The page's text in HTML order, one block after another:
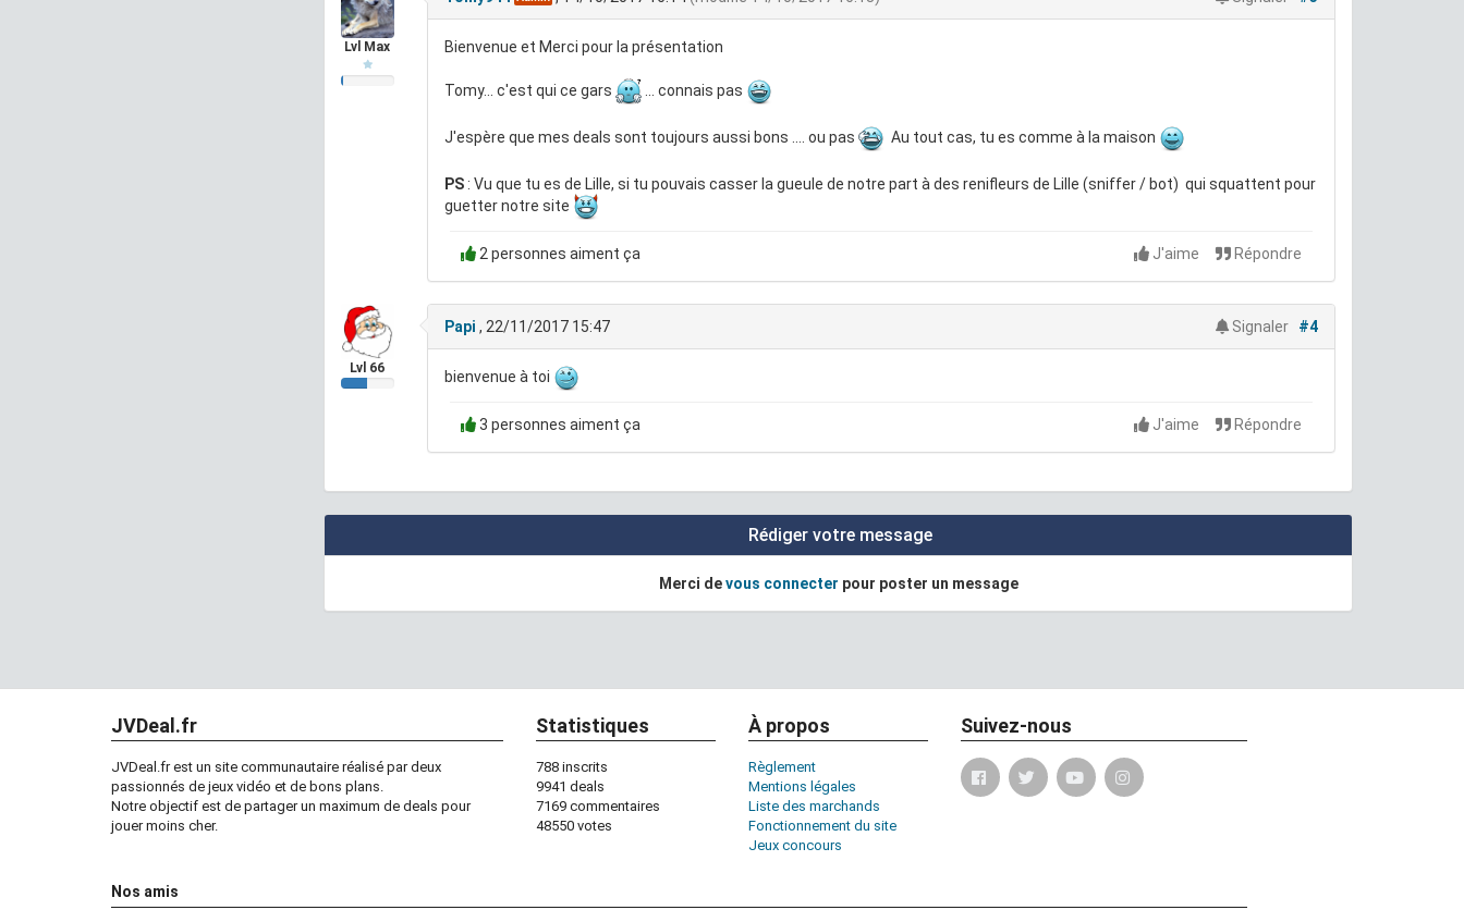
Lvl Max Bienvenue et Merci pour la présentation
Tomy... c'est qui ce gars ... connais pas
J'espère que mes deals sont toujours aussi bons .... ou pas Au tout cas, tu es comme à la maison
PS: Vu que tu es de Lille, si tu pouvais casser la gueule de notre part à des renifleurs de Lille (sniffer / bot) qui squattent pour
guetter notre site
2 personnes aiment ça J'aime Répondre
Lvl 66
Papi , 22/11/2017 15:47 Signaler #4
bienvenue à toi
3 personnes aiment ça J'aime Répondre
Rédiger votre message
Merci devous connecter pour poster un message
JVDeal.fr
JVDeal.fr est un site communautaire réalisé par deux
passionnés de jeux vidéo et de bons plans.
Notre objectif est de partager un maximum de deals pour
jouer moins cher.
Statistiques
788 inscrits
9941 deals
7169 commentaires
48550 votes
À propos
Règlement
Mentions légales
Liste des marchands
Fonctionnement du site
Jeux concours
Suivez-nous
Nos amis